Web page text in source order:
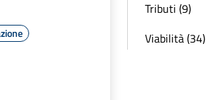
Tributi (9)
Viabilità (34)